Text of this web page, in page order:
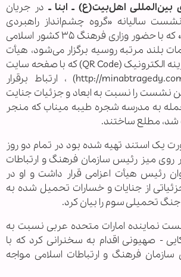
بین‌المللی اهل‌بیت(ع) ـ ابنا ـ در جریان
سالیانه «گروه چشم‌انداز راهبردی
روسیه - جهان اسلام» که با حضور وزاری فرهنگ ۳۵ کشور اسلامی
بلند مرتبه روسیه برگزار می‌شود، هیأت
ایرانی با تهیه یک رمزینه الکترونیک (QR Code) که با صفحه سایت
«تراژدی میناب» (http://minabtragedy.com) ، ارتباط برقرار
نشست را نسبت به ابعاد و جزئیات جنایت
به مدرسه شجره طیبه میناب که منجر
یک استند تهیه شده بود در تمام دو روز
روی میز رئیس سازمان فرهنگ و ارتباطات
رئیس هیأت اعزامی قرار داشت و او در
از جنایات و خسارات تحمیل شده به
جنگ تحمیلی سوم را بیان کرد.
نماینده امارات متحده عربی نسبت به
- صهیونی اقدام به سخنرانی کرد که با
فرهنگ و ارتباطات اسلامی مواجه